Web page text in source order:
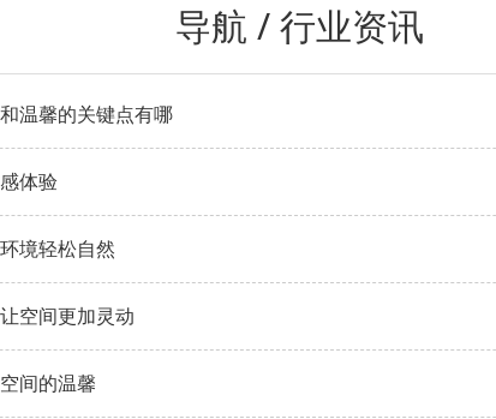
导航 / 行业资讯
温馨的关键点有哪
体验
境轻松自然
让空间更加灵动
空间的温馨